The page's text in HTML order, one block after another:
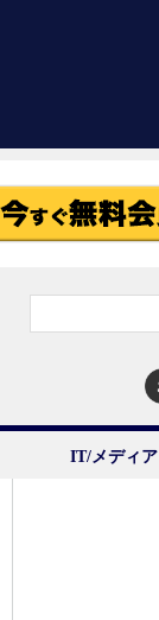
IT/メディア